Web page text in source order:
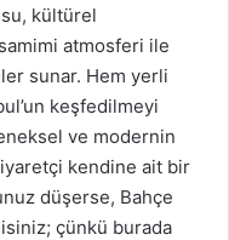
kültürel
atmosferi ile
sunar. Hem yerli
keşfedilmeyi
ve modernin
kendine ait bir
düşerse, Bahçe
çünkü burada